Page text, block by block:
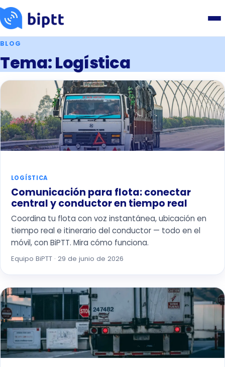
BLOG
Tema: Logística
LOGÍSTICA
Comunicación para flota: conectar
central y conductor en tiempo real
Coordina tu flota con voz instantánea, ubicación en
tiempo real e itinerario del conductor — todo en el
móvil, con BiPTT. Mira cómo funciona.
Equipo BiPTT · 29 de junio de 2026